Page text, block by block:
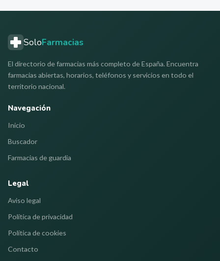
SoloFarmacias
El directorio de farmacias más completo de España. Encuentra
farmacias abiertas, horarios, teléfonos y servicios en todo el
territorio nacional.
Navegación
Inicio
Buscador
Farmacias de guardia
Legal
Aviso legal
Política de privacidad
Política de cookies
Contacto